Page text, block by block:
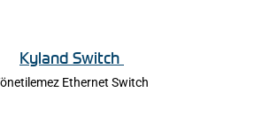
Kyland Switch
Ethernet Switch